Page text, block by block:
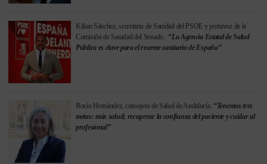
Kilian Sánchez, secretario de Sanidad del PSOE y portavoz de la
Comisión de Sanidad del Senado.: “La Agencia Estatal de Salud
Pública es clave para el rearme sanitario de España”
Rocío Hernández, consejera de Salud de Andalucía: “Tenemos tres
metas: más salud; recuperar la confianza del paciente y cuidar al
profesional”